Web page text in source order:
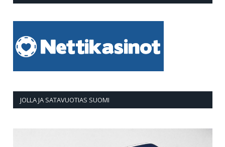
JOLLA JA SATAVUOTIAS SUOMI